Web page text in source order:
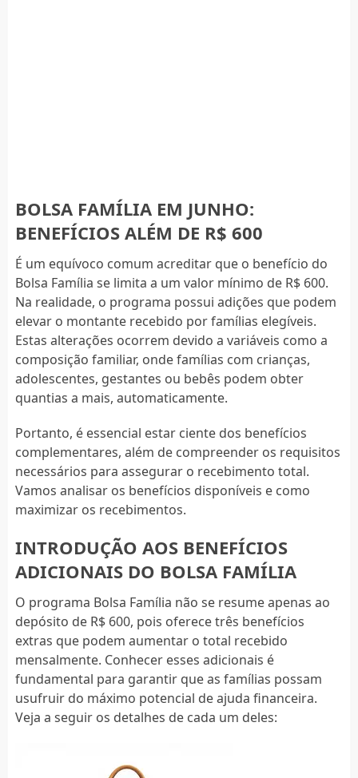
BOLSA FAMÍLIA EM JUNHO:
BENEFÍCIOS ALÉM DE R$ 600
É um equívoco comum acreditar que o benefício do
Bolsa Família se limita a um valor mínimo de R$ 600.
Na realidade, o programa possui adições que podem
elevar o montante recebido por famílias elegíveis.
Estas alterações ocorrem devido a variáveis como a
composição familiar, onde famílias com crianças,
adolescentes, gestantes ou bebês podem obter
quantias a mais, automaticamente.
Portanto, é essencial estar ciente dos benefícios
complementares, além de compreender os requisitos
necessários para assegurar o recebimento total.
Vamos analisar os benefícios disponíveis e como
maximizar os recebimentos.
INTRODUÇÃO AOS BENEFÍCIOS
ADICIONAIS DO BOLSA FAMÍLIA
O programa Bolsa Família não se resume apenas ao
depósito de R$ 600, pois oferece três benefícios
extras que podem aumentar o total recebido
mensalmente. Conhecer esses adicionais é
fundamental para garantir que as famílias possam
usufruir do máximo potencial de ajuda financeira.
Veja a seguir os detalhes de cada um deles: